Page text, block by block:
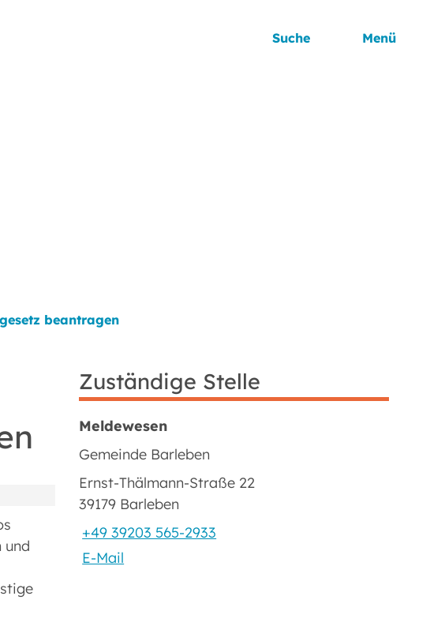
Suche Menü
beantragen
und
Zuständige Stelle
Meldewesen
Gemeinde Barleben
Ernst-Thälmann-Straße 22
39179 Barleben
+49 39203 565-2933
E-Mail